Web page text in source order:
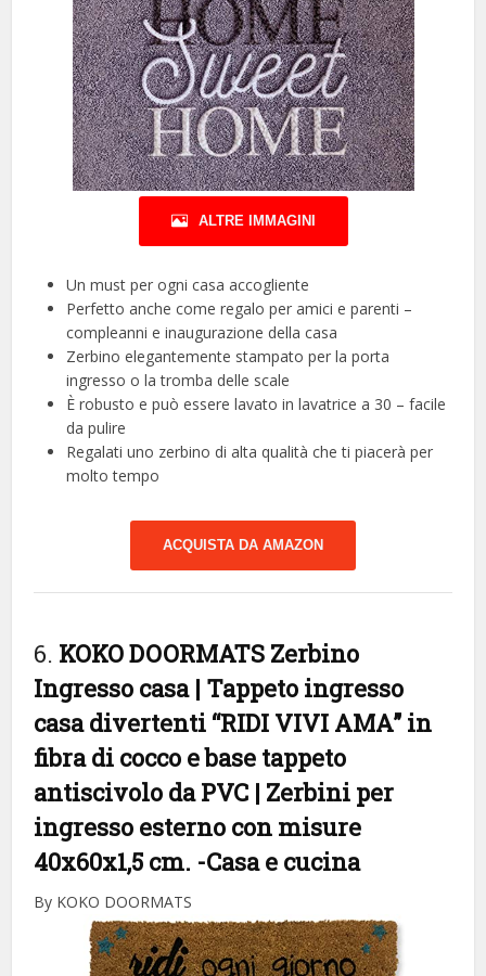
ALTRE IMMAGINI
Un must per ogni casa accogliente
Perfetto anche come regalo per amici e parenti –
compleanni e inaugurazione della casa
Zerbino elegantemente stampato per la porta
ingresso o la tromba delle scale
È robusto e può essere lavato in lavatrice a 30 – facile
da pulire
Regalati uno zerbino di alta qualità che ti piacerà per
molto tempo
ACQUISTA DA AMAZON
6. KOKO DOORMATS Zerbino
Ingresso casa | Tappeto ingresso
casa divertenti “RIDI VIVI AMA” in
fibra di cocco e base tappeto
antiscivolo da PVC | Zerbini per
ingresso esterno con misure
40x60x1,5 cm. -Casa e cucina
By KOKO DOORMATS